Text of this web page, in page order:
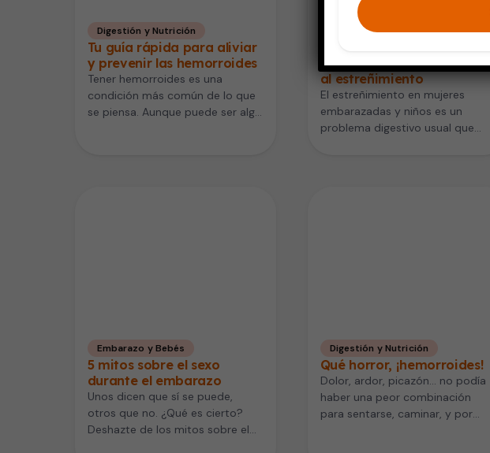
Digestión y Nutrición
Tu guía rápida para aliviar
y prevenir las hemorroides
Tener hemorroides es una
condición más común de lo que
se piensa. Aunque puede ser algo
Embarazo y Bebés
niños: los más vulnerables
al estreñimiento
El estreñimiento en mujeres
embarazadas y niños es un
problema digestivo usual que
Embarazo y Bebés
5 mitos sobre el sexo
durante el embarazo
Unos dicen que sí se puede,
otros que no. ¿Qué es cierto?
Deshazte de los mitos sobre el
Digestión y Nutrición
Qué horror, ¡hemorroides!
Dolor, ardor, picazón… no podía
haber una peor combinación
para sentarse, caminar, y por